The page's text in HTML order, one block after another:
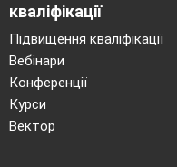
кваліфікації
Підвищення кваліфікації
Вебінари
Конференції
Курси
Вектор